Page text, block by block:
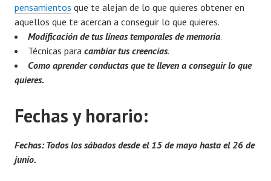
pensamientos que te alejan de lo que quieres obtener en
aquellos que te acercan a conseguir lo que quieres.
Modificación de tus líneas temporales de memoria.
Técnicas para cambiar tus creencias.
Como aprender conductas que te lleven a conseguir lo que
quieres.
Fechas y horario:
Fechas: Todos los sábados desde el 15 de mayo hasta el 26 de
junio.